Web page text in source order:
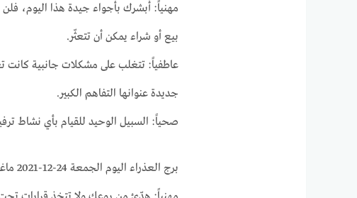
مهنياً: أُبشرك بأجواء جيدة هذا اليوم،
بيع أو شراء يمكن أن تتعثّر.
عاطفياً: تتغلب على مشكلات جانبية
جديدة عنوانها التفاهم الكبير.
صحياً: السبيل الوحيد للقيام بأي نشاط
برج العذراء اليوم الجمعة 24-12-2021 ماغي فرح على الصعيد المهني و العاطفي والصحي